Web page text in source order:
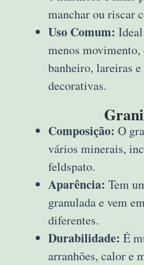
manchar ou riscar
Uso Comum:
menos movimento,
banheiro, lareiras e
decorativas.
Composição: O
vários minerais,
feldspato.
Aparência: Tem
granulada e vem
diferentes.
Durabilidade: É
arranhões, calor e